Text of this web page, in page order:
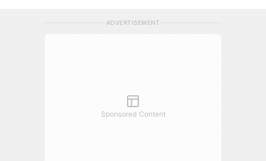
ADVERTISEMENT
Sponsored Content